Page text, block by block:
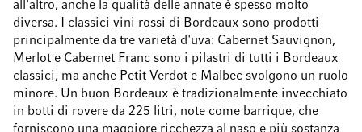
all'altro, anche la qualità delle annate è spesso molto
diversa. I classici vini rossi di Bordeaux sono prodotti
principalmente da tre varietà d'uva: Cabernet Sauvignon,
Merlot e Cabernet Franc sono i pilastri di tutti i Bordeaux
classici, ma anche Petit Verdot e Malbec svolgono un ruolo
minore. Un buon Bordeaux è tradizionalmente invecchiato
in botti di rovere da 225 litri, note come barrique, che